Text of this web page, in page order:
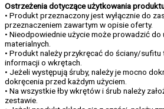
Ostrzeżenia dotyczące użytkowania
• Produkt przeznaczony jest wyłącznie do
przeznaczeniem zawartym w opisie oferty.
• Nieodpowiednie użycie może prowadzić
materialnych.
• Produkt należy przykręcać do ściany/sufitu
informacji o wkrętach.
• Jeżeli występują śruby, należy je mocno
dokręcenia przed każdym użyciem.
• Na wszystkie łby wkrętów i śrub należy
zestawie.